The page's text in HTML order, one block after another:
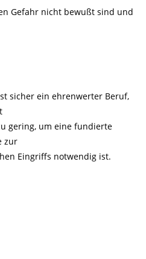
Gefahr nicht bewußt sind und
sicher ein ehrenwerter Beruf,
gering, um eine fundierte
zur
Eingriffs notwendig ist.